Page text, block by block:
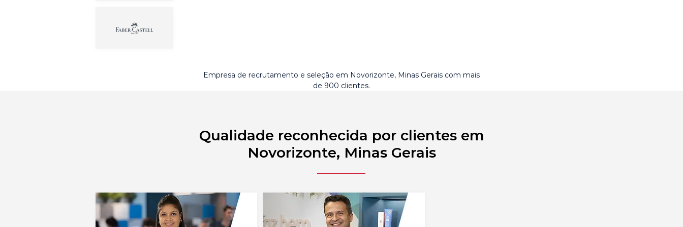
Empresa de recrutamento e seleção em Novorizonte, Minas Gerais com mais
de 900 clientes.
Qualidade reconhecida por clientes em
Novorizonte, Minas Gerais